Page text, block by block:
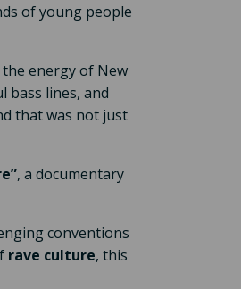
of young people
energy of New
bass lines, and
that was not just
, a documentary
conventions
rave culture, this